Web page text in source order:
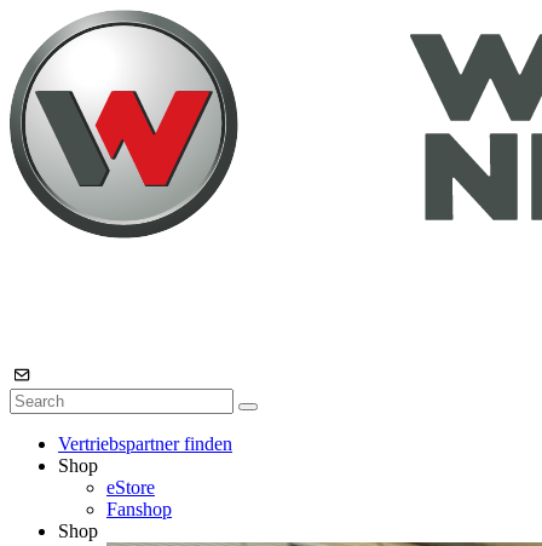
Vertriebspartner finden
Shop
eStore
Fanshop
Shop